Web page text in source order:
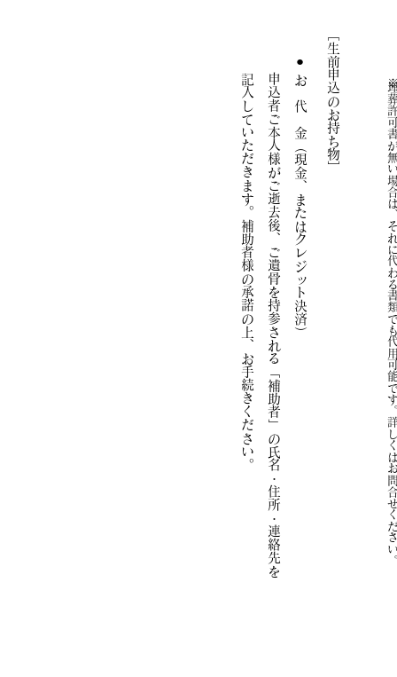
※
葬許可書が無い場合は、それに代
せく
生前申込の
お持ち
物］
● お
代 金（
現金、またはクレジット決済
申込者ご本人様がご逝去後、ご遺骨を持参される「補助者」の氏名・住所・連絡先を
記
入していただきます。
補助者様の承諾の上、お手続きください。